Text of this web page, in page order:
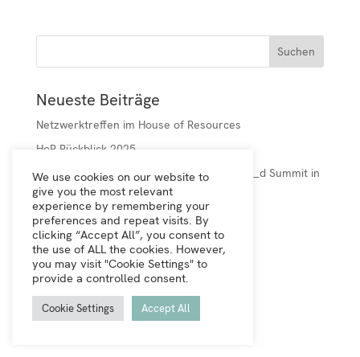
Neueste Beiträge
Netzwerktreffen im House of Resources
HoR Rückblick 2025
House of Resources beim DSEE transform_d Summit in
Berlin
HoR Rückblick 2024
HoR Rückblick 2023
Neueste Kommentare
We use cookies on our website to
give you the most relevant
experience by remembering your
preferences and repeat visits. By
clicking “Accept All”, you consent to
the use of ALL the cookies. However,
you may visit "Cookie Settings" to
provide a controlled consent.
Cookie Settings Accept All